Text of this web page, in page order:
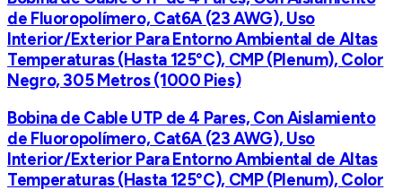
de Fluoropolímero, Cat6A (23 AWG), Uso
Interior/Exterior Para Entorno Ambiental de Altas
Temperaturas (Hasta 125°C), CMP (Plenum), Color
Negro, 305 Metros (1000 Pies)
Bobina de Cable UTP de 4 Pares, Con Aislamiento
de Fluoropolímero, Cat6A (23 AWG), Uso
Interior/Exterior Para Entorno Ambiental de Altas
Temperaturas (Hasta 125°C), CMP (Plenum), Color